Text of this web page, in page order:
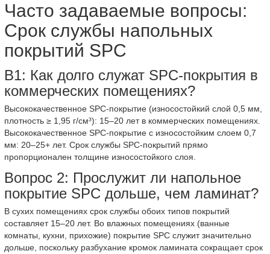
Часто задаваемые вопросы:
Срок службы напольных
покрытий SPC
В1: Как долго служат SPC-покрытия в
коммерческих помещениях?
Высококачественное SPC-покрытие (износостойкий слой 0,5 мм,
плотность ≥ 1,95 г/см³): 15–20 лет в коммерческих помещениях.
Высококачественное SPC-покрытие с износостойким слоем 0,7
мм: 20–25+ лет. Срок службы SPC-покрытий прямо
пропорционален толщине износостойкого слоя.
Вопрос 2: Прослужит ли напольное
покрытие SPC дольше, чем ламинат?
В сухих помещениях срок службы обоих типов покрытий
составляет 15–20 лет. Во влажных помещениях (ванные
комнаты, кухни, прихожие) покрытие SPC служит значительно
дольше, поскольку разбухание кромок ламината сокращает срок